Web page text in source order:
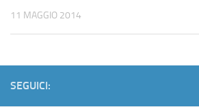
11 MAGGIO 2014
SEGUICI: